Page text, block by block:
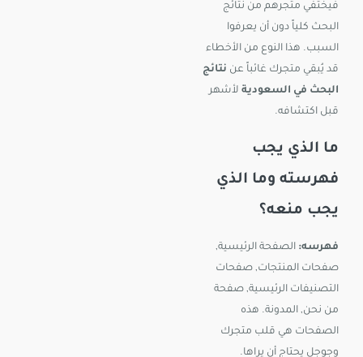
فيختفي متجرهم من نتائج
البحث كلياً دون أن يعرفوا
السبب. هذا النوع من الأخطاء
قد يُبقي متجرك غائباً عن نتائج
البحث في السعودية لأشهر
قبل اكتشافه.
ما الذي يجب
فهرسته وما الذي
يجب منعه؟
فهرسه: الصفحة الرئيسية,
صفحات المنتجات, صفحات
التصنيفات الرئيسية, صفحة
من نحن, المدونة. هذه
الصفحات هي قلب متجرك
وجوجل يحتاج أن يراها.